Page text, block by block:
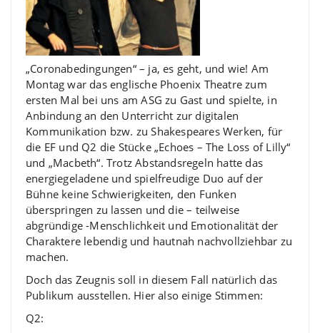
„Coronabedingungen“ – ja, es geht, und wie! Am
Montag war das englische Phoenix Theatre zum
ersten Mal bei uns am ASG zu Gast und spielte, in
Anbindung an den Unterricht zur digitalen
Kommunikation bzw. zu Shakespeares Werken, für
die EF und Q2 die Stücke „Echoes – The Loss of Lilly“
und „Macbeth“. Trotz Abstandsregeln hatte das
energiegeladene und spielfreudige Duo auf der
Bühne keine Schwierigkeiten, den Funken
überspringen zu lassen und die – teilweise
abgründige -Menschlichkeit und Emotionalität der
Charaktere lebendig und hautnah nachvollziehbar zu
machen.
Doch das Zeugnis soll in diesem Fall natürlich das
Publikum ausstellen. Hier also einige Stimmen:
Q2: